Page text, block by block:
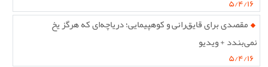
۵/۴/۱۶
مقصدی برای قایق‌رانی و کوهپیمایی؛ دریاچه‌ای که هرگز یخ
نمی‌بندد + ویدیو
۵/۴/۱۶